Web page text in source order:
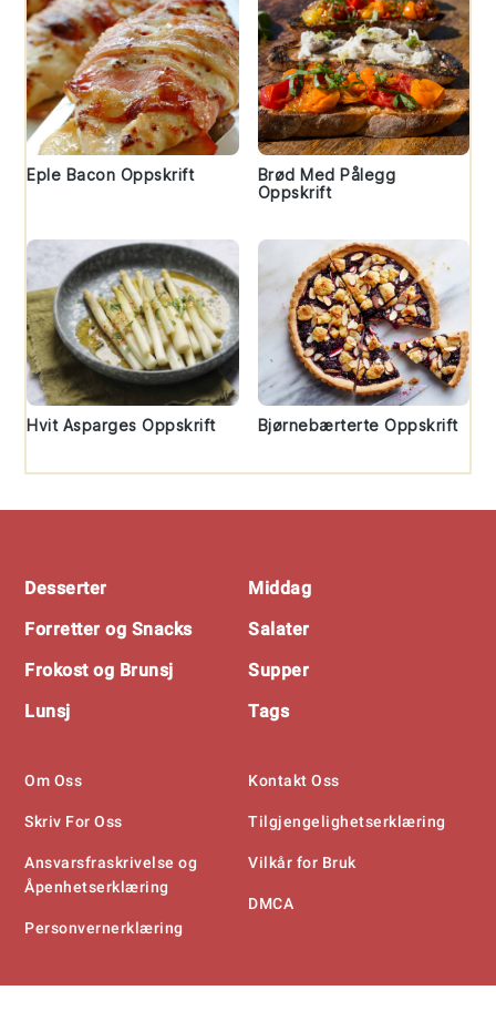
Eple Bacon Oppskrift
Brød Med Pålegg
Oppskrift
Hvit Asparges Oppskrift Bjørnebærterte Oppskrift
Desserter
Forretter og Snacks
Frokost og Brunsj
Lunsj
Middag
Salater
Supper
Tags
Om Oss
Skriv For Oss
Ansvarsfraskrivelse og
Åpenhetserklæring
Personvernerklæring
Kontakt Oss
Tilgjengelighetserklæring
Vilkår for Bruk
DMCA